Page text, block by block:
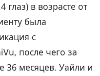
в возрасте от
была
с
после чего за
36 месяцев. Уайли и